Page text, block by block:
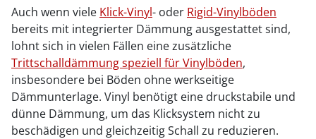
Auch wenn viele Klick-Vinyl- oder Rigid-Vinylböden
bereits mit integrierter Dämmung ausgestattet sind,
lohnt sich in vielen Fällen eine zusätzliche
Trittschalldämmung speziell für Vinylböden,
insbesondere bei Böden ohne werkseitige
Dämmunterlage. Vinyl benötigt eine druckstabile und
dünne Dämmung, um das Klicksystem nicht zu
beschädigen und gleichzeitig Schall zu reduzieren.